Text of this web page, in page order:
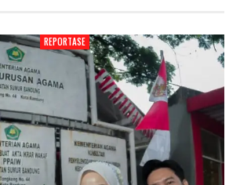
REPORTASE